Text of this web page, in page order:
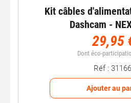
Kit câbles
Dashcam -
29,95
Dont éco-
Réf :
Ajouter au